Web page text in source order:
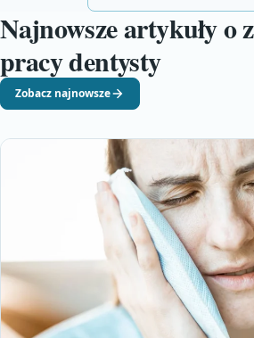
Najnowsze artykuły o
pracy dentysty
Zobacz najnowsze